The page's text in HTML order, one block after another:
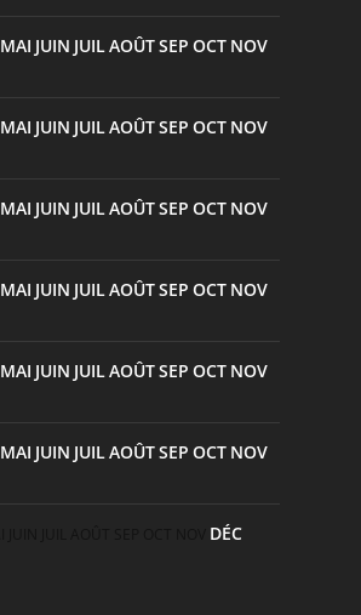
MAI JUIN JUILAOÛTSEP OCT NOV
MAI JUIN JUILAOÛTSEP OCT NOV
MAI JUIN JUILAOÛTSEP OCT NOV
MAI JUIN JUILAOÛTSEP OCT NOV
MAI JUIN JUILAOÛTSEP OCT NOV
MAI JUIN JUILAOÛTSEP OCT NOV
DÉC